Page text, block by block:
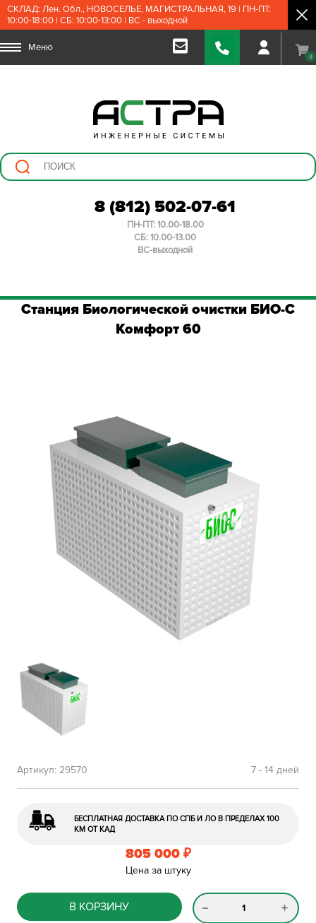
СКЛАД: Лен. Обл., НОВОСЕЛЬЕ, МАГИСТРАЛЬНАЯ, 19 | ПН-ПТ:
10:00-18:00 | СБ: 10:00-13:00 | ВС - выходной
Меню
0
8 (812) 502-07-61
ПН-ПТ: 10.00-18.00
СБ: 10.00-13.00
ВС-выходной
Станция Биологической очистки БИО-С
Комфорт 60
7 - 14 дней
Артикул: 29570
БЕСПЛАТНАЯ ДОСТАВКА ПО СПБ И ЛО В ПРЕДЕЛАХ 100
КМ ОТ КАД
805 000 ₽
Цена за штуку
В КОРЗИНУ